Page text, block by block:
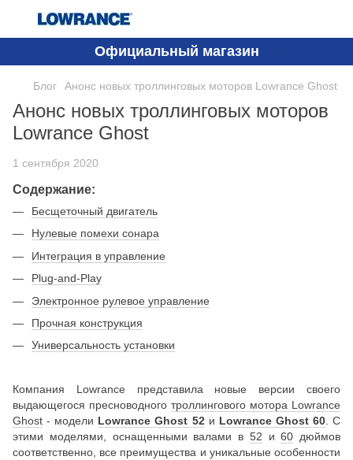
Официальный магазин
Блог Анонс новых троллинговых моторов Lowrance Ghost
Анонс новых троллинговых моторов
Lowrance Ghost
1 сентября 2020
Содержание:
Бесщеточный двигатель
Нулевые помехи сонара
Интеграция в управление
Plug-and-Play
Электронное рулевое управление
Прочная конструкция
Универсальность установки
Компания Lowrance представила новые версии своего
выдающегося пресноводного троллингового мотора Lowrance
Ghost - модели Lowrance Ghost 52и Lowrance Ghost 60. С
этими моделями, оснащенными валами в 52 и60 дюймов
соответственно, все преимущества и уникальные особенности